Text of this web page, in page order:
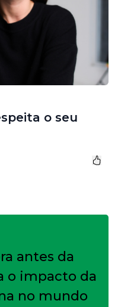
o seu
antes da
o impacto da
no mundo